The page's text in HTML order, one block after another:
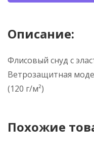
Описание:
Флисовый снуд с
Ветрозащитная
(120 г/м²)
Похожие